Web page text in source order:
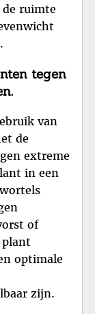
de ruimte
tegen
van
de
extreme
in een
of
optimale
zijn.